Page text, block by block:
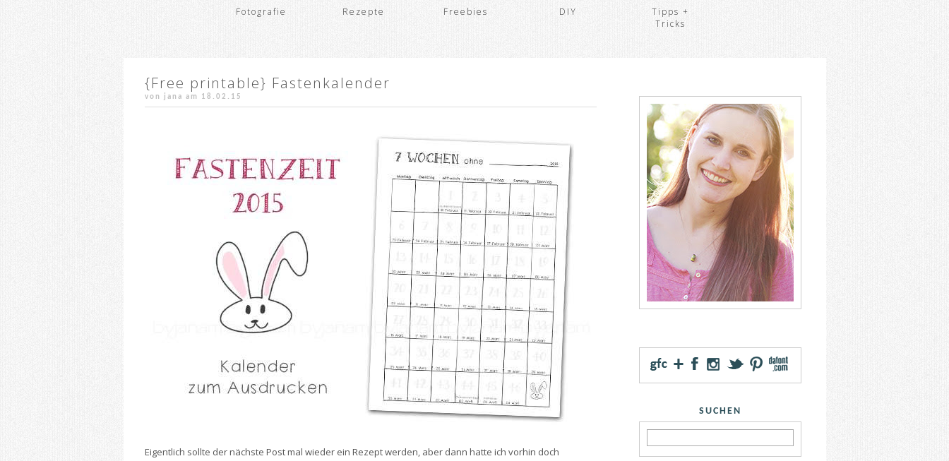
Fotografie Rezepte Freebies DIY
Tipps +
Tricks
{Free printable} Fastenkalender
von jana am 18.02.15
Eigentlich sollte der nächste Post mal wieder ein Rezept werden, aber dann hatte ich vorhin doch
SUCHEN